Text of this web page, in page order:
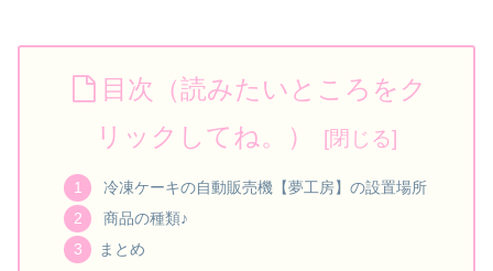
目次（読みたいところをク
リックしてね。）
冷凍ケーキの自動販売機【夢工房】の設置場所
商品の種類♪
まとめ